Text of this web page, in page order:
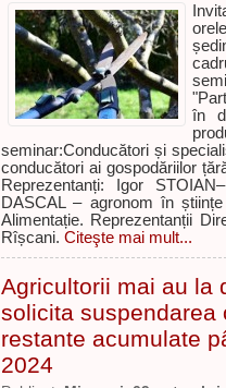
în
seminar:Conducători și
conducători ai gospodăriilor
Reprezentanți: Igor
DASCAL – agronom în
Alimentație. Reprezentanții
Rîșcani. Citeşte mai mult...
Agricultorii mai au la
solicita suspendarea
restante acumulate
2024